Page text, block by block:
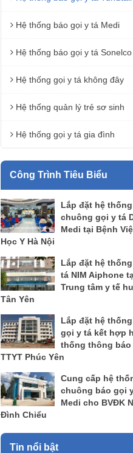
Hệ thống báo gọi y tá Medi
Hệ thống báo gọi y tá Sonelco
Hệ thống gọi y tá không đây
Hệ thống quản lý trẻ sơ sinh
Hệ thống gọi y tá gia đình
Công Trình Tiêu Biểu
Lắp đặt hệ thống
chuông gọi y tá
Medi tại Bệnh
Học Y Hà Nội
Lắp đặt hệ
tá NIM Aiphone
Trung tâm y tế
Tân Yên
Lắp đặt hệ
gọi y tá kết hợp
thống thông báo
TTYT Phúc Yên
Cung cấp hệ
chuông báo gọi
Medi cho BVĐK
Đình Chiểu
Tin nổi bật